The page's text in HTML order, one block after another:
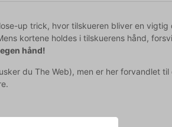
up trick, hvor tilskueren bliver en vigtig
kortene holdes i tilskuerens hånd,
hånd!
du The Web), men er her forvandlet